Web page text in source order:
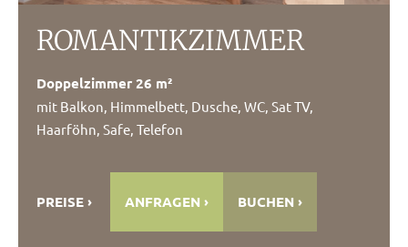
ROMANTIK­ZIMMER
Doppelzimmer 26 m²
mit Balkon, Himmelbett, Dusche, WC, Sat TV,
Haarföhn, Safe, Telefon
PREISE ANFRAGEN BUCHEN